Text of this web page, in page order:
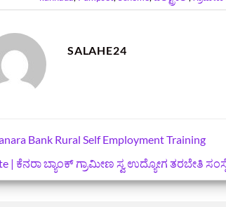
SALAHE24
Bank Rural Self Employment Training
| ಕೆನರಾ ಬ್ಯಾಂಕ್ ಗ್ರಾಮೀಣ ಸ್ವ ಉದ್ಯೋಗ ತರಬೇತಿ